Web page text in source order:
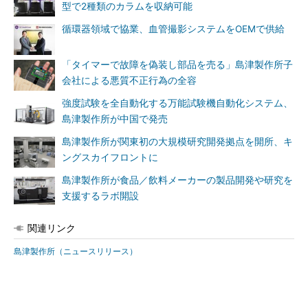
型で2種類のカラムを収納可能
循環器領域で協業、血管撮影システムをOEMで供給
「タイマーで故障を偽装し部品を売る」島津製作所子
会社による悪質不正行為の全容
強度試験を全自動化する万能試験機自動化システム、
島津製作所が中国で発売
島津製作所が関東初の大規模研究開発拠点を開所、キ
ングスカイフロントに
島津製作所が食品／飲料メーカーの製品開発や研究を
支援するラボ開設
関連リンク
島津製作所（ニュースリリース）